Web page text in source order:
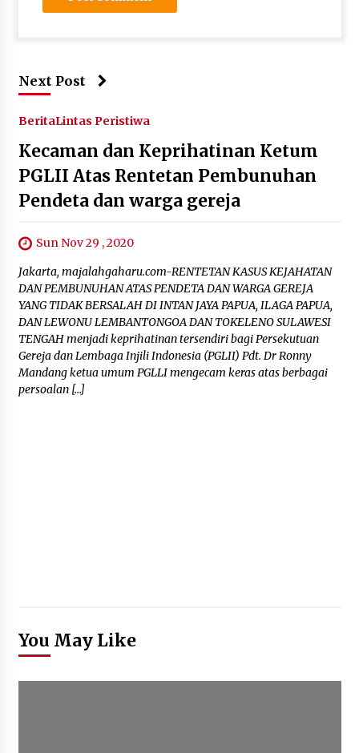
Next Post
BeritaLintas Peristiwa
Kecaman dan Keprihatinan Ketum
PGLII Atas Rentetan Pembunuhan
Pendeta dan warga gereja
Sun Nov 29 , 2020
Jakarta, majalahgaharu.com-RENTETAN KASUS KEJAHATAN
DAN PEMBUNUHAN ATAS PENDETA DAN WARGA GEREJA
YANG TIDAK BERSALAH DI INTAN JAYA PAPUA, ILAGA PAPUA,
DAN LEWONU LEMBANTONGOA DAN TOKELENO SULAWESI
TENGAH menjadi keprihatinan tersendiri bagi Persekutuan
Gereja dan Lembaga Injili Indonesia (PGLII) Pdt. Dr Ronny
Mandang ketua umum PGLLI mengecam keras atas berbagai
persoalan […]
You May Like